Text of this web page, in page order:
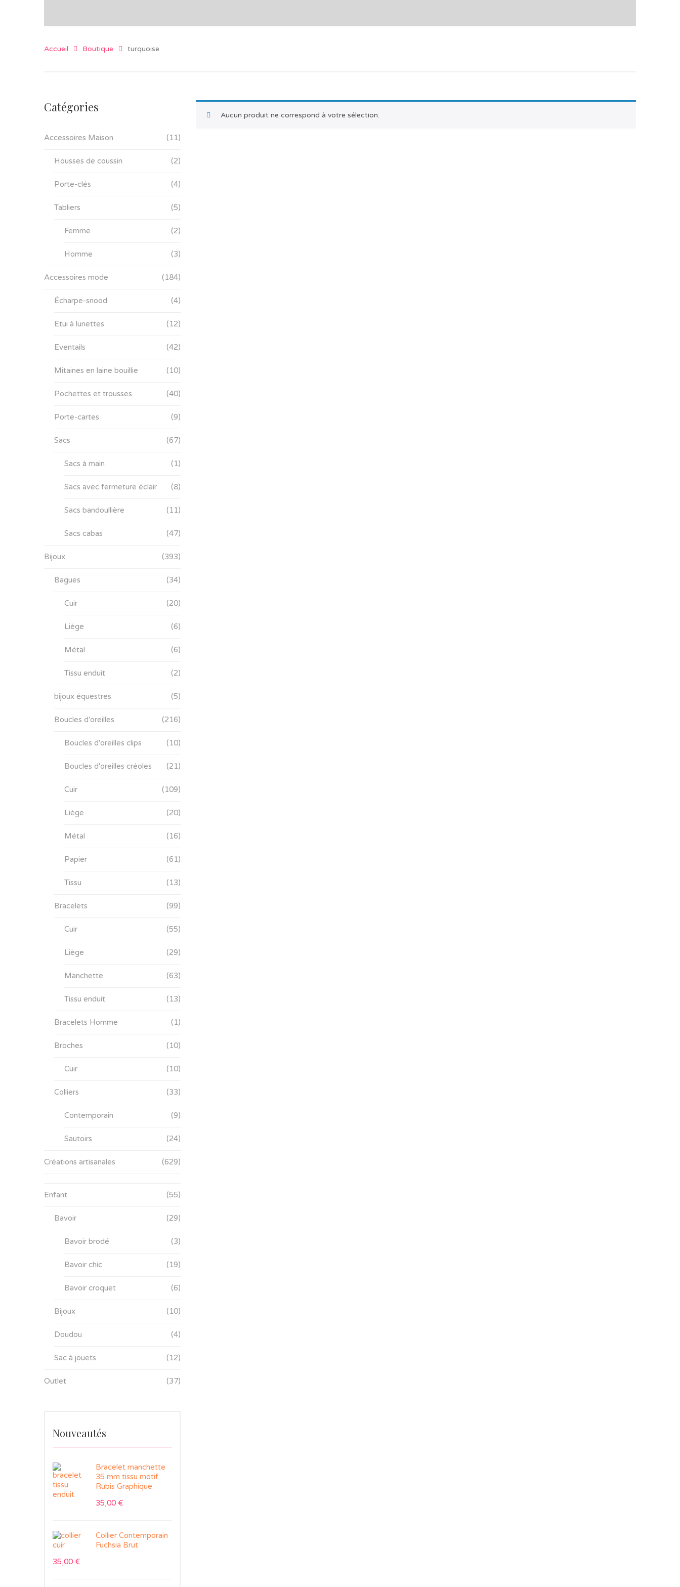
Accueil Boutique turquoise
Catégories
Accessoires Maison (11)
Housses de coussin (2)
Porte-clés (4)
Tabliers (5)
Femme (2)
Homme (3)
Accessoires mode (184)
Écharpe-snood (4)
Etui à lunettes (12)
Eventails (42)
Mitaines en laine bouillie (10)
Pochettes et trousses (40)
Porte-cartes (9)
Sacs (67)
Sacs à main (1)
Sacs avec fermeture éclair (8)
Sacs bandoullière (11)
Sacs cabas (47)
Bijoux (393)
Bagues (34)
Cuir (20)
Liège (6)
Métal (6)
Tissu enduit (2)
bijoux équestres (5)
Boucles d'oreilles (216)
Boucles d'oreilles clips (10)
Boucles d'oreilles créoles (21)
Cuir (109)
Liège (20)
Métal (16)
Papier (61)
Tissu (13)
Bracelets (99)
Cuir (55)
Liège (29)
Manchette (63)
Tissu enduit (13)
Bracelets Homme (1)
Broches (10)
Cuir (10)
Colliers (33)
Contemporain (9)
Sautoirs (24)
Créations artisanales (629)
Enfant (55)
Bavoir (29)
Bavoir brodé (3)
Bavoir chic (19)
Bavoir croquet (6)
Bijoux (10)
Doudou (4)
Sac à jouets (12)
Outlet (37)
Nouveautés
Bracelet manchette
35 mm tissu motif
Rubis Graphique
35,00 €
Collier Contemporain
Fuchsia Brut
35,00 €
Aucun produit ne correspond à votre sélection.